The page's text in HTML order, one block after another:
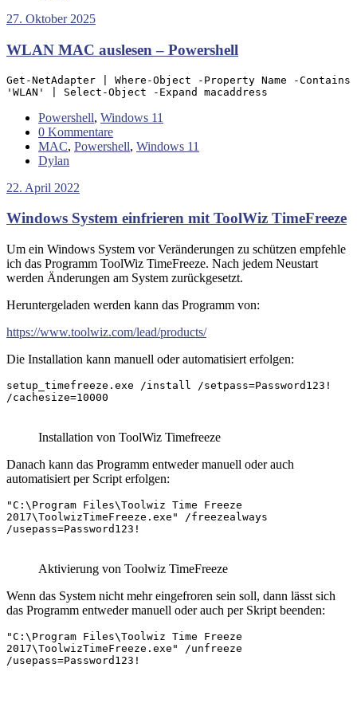
27. Oktober 2025
WLAN MAC auslesen – Powershell
Get-NetAdapter | Where-Object -Property Name -Contains
'WLAN' | Select-Object -Expand macaddress
Powershell, Windows 11
0 Kommentare
MAC, Powershell, Windows 11
Dylan
22. April 2022
Windows System einfrieren mit ToolWiz TimeFreeze
Um ein Windows System vor Veränderungen zu schützen empfehle
ich das Programm ToolWiz TimeFreeze. Nach jedem Neustart
werden Änderungen am System zurückgesetzt.
Heruntergeladen werden kann das Programm von:
https://www.toolwiz.com/lead/products/
Die Installation kann manuell oder automatisiert erfolgen:
setup_timefreeze.exe /install /setpass=Password123!
/cachesize=10000
Installation von ToolWiz Timefreeze
Danach kann das Programm entweder manuell oder auch
automatisiert per Script erfolgen:
"C:\Program Files\Toolwiz Time Freeze
2017\ToolwizTimeFreeze.exe" /freezealways
/usepass=Password123!
Aktivierung von Toolwiz TimeFreeze
Wenn das System nicht mehr eingefroren sein soll, dann lässt sich
das Programm entweder manuell oder auch per Skript beenden:
"C:\Program Files\Toolwiz Time Freeze
2017\ToolwizTimeFreeze.exe" /unfreeze
/usepass=Password123!